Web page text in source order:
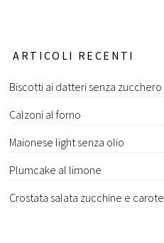
ARTICOLI RECENTI
Biscotti ai datteri senza zucchero
Calzoni al forno
Maionese light senza olio
Plumcake al limone
Crostata salata zucchine e carote